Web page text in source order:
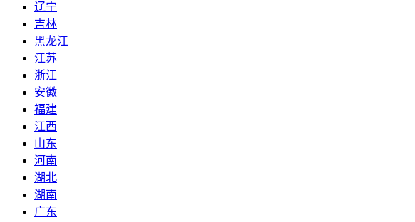
辽宁
吉林
黑龙江
江苏
浙江
安徽
福建
江西
山东
河南
湖北
湖南
广东